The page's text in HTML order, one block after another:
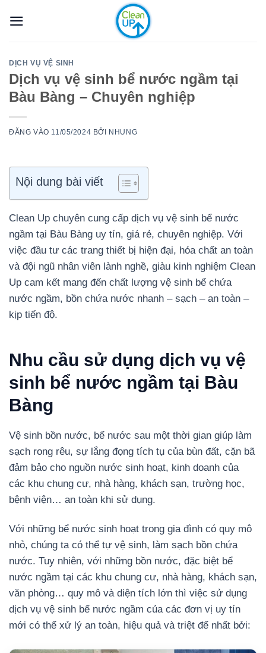
qua
DỊCH VỤ VỆ SINH
Dịch vụ vệ sinh bể nước ngầm tại
Bàu Bàng – Chuyên nghiệp
ĐĂNG VÀO 11/05/2024 BỞI NHUNG
Nội dung bài viết
Clean Up chuyên cung cấp dịch vụ vệ sinh bể nước
ngầm tại Bàu Bàng uy tín, giá rẻ, chuyên nghiệp. Với
việc đầu tư các trang thiết bị hiện đại, hóa chất an toàn
và đội ngũ nhân viên lành nghề, giàu kinh nghiệm Clean
Up cam kết mang đến chất lượng vệ sinh bể chứa
nước ngầm, bồn chứa nước nhanh – sạch – an toàn –
kịp tiến độ.
Nhu cầu sử dụng dịch vụ vệ
sinh bể nước ngầm tại Bàu
Bàng
Vệ sinh bồn nước, bể nước sau một thời gian giúp làm
sạch rong rêu, sự lắng đọng tích tụ của bùn đất, cặn bã
đảm bảo cho nguồn nước sinh hoạt, kinh doanh của
các khu chung cư, nhà hàng, khách sạn, trường học,
bệnh viện… an toàn khi sử dụng.
Với những bể nước sinh hoạt trong gia đình có quy mô
nhỏ, chúng ta có thể tự vệ sinh, làm sạch bồn chứa
nước. Tuy nhiên, với những bồn nước, đặc biệt bể
nước ngầm tại các khu chung cư, nhà hàng, khách sạn,
văn phòng… quy mô và diện tích lớn thì việc sử dụng
dịch vụ vệ sinh bể nước ngầm của các đơn vị uy tín
mới có thể xử lý an toàn, hiệu quả và triệt để nhất bởi: